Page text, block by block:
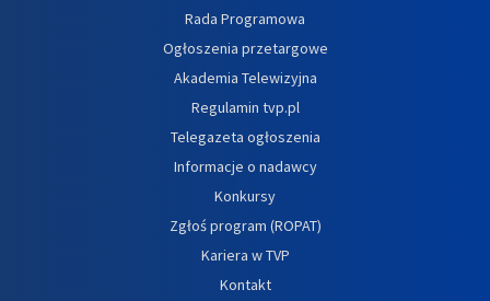
Rada Programowa
Ogłoszenia przetargowe
Akademia Telewizyjna
Regulamin tvp.pl
Telegazeta ogłoszenia
Informacje o nadawcy
Konkursy
Zgłoś program (ROPAT)
Kariera w TVP
Kontakt